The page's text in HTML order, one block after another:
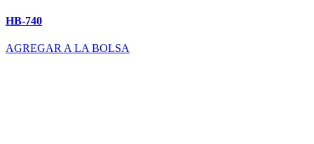
HB-740
AGREGAR A LA BOLSA